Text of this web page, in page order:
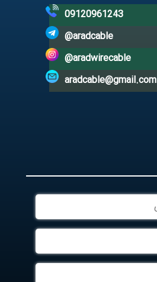
09120961243
@aradcable
@aradwirecable
aradcable@gmail.com